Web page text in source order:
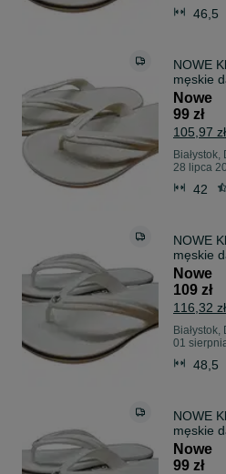
46,5
NOWE
męskie
Nowe
99 zł
105,97
28 lipca
42
NOWE
męskie
BIAŁE R
Nowe
109 zł
116,32
01
48,5
NOWE
męskie
BIAŁE
Nowe
99 zł